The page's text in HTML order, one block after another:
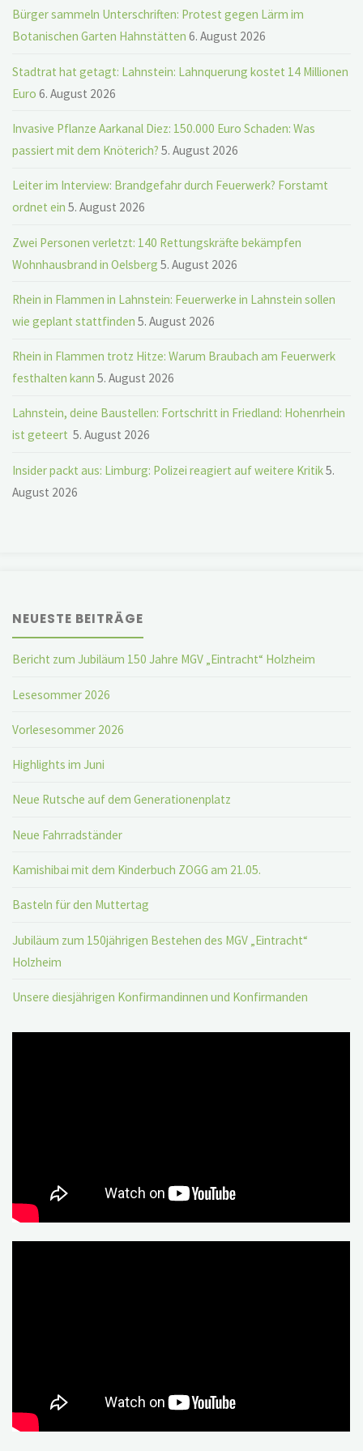
Bürger sammeln Unterschriften: Protest gegen Lärm im
Botanischen Garten Hahnstätten 6. August 2026
Stadtrat hat getagt: Lahnstein: Lahnquerung kostet 14 Millionen
Euro 6. August 2026
Invasive Pflanze Aarkanal Diez: 150.000 Euro Schaden: Was
passiert mit dem Knöterich? 5. August 2026
Leiter im Interview: Brandgefahr durch Feuerwerk? Forstamt
ordnet ein 5. August 2026
Zwei Personen verletzt: 140 Rettungskräfte bekämpfen
Wohnhausbrand in Oelsberg 5. August 2026
Rhein in Flammen in Lahnstein: Feuerwerke in Lahnstein sollen
wie geplant stattfinden 5. August 2026
Rhein in Flammen trotz Hitze: Warum Braubach am Feuerwerk
festhalten kann 5. August 2026
Lahnstein, deine Baustellen: Fortschritt in Friedland: Hohenrhein
ist geteert 5. August 2026
Insider packt aus: Limburg: Polizei reagiert auf weitere Kritik5.
August 2026
NEUESTE BEITRÄGE
Bericht zum Jubiläum 150 Jahre MGV „Eintracht“ Holzheim
Lesesommer 2026
Vorlesesommer 2026
Highlights im Juni
Neue Rutsche auf dem Generationenplatz
Neue Fahrradständer
Kamishibai mit dem Kinderbuch ZOGG am 21.05.
Basteln für den Muttertag
Jubiläum zum 150jährigen Bestehen des MGV „Eintracht“
Holzheim
Unsere diesjährigen Konfirmandinnen und Konfirmanden